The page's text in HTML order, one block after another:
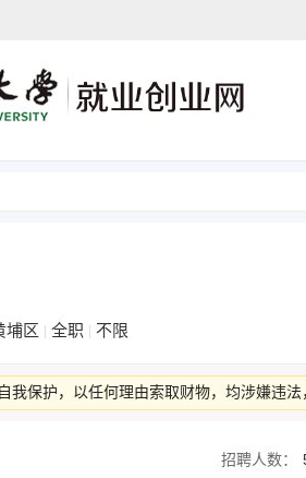
埔区 全职 不限
我保护，以任何理由索取财物，均涉嫌违法
招聘人数：